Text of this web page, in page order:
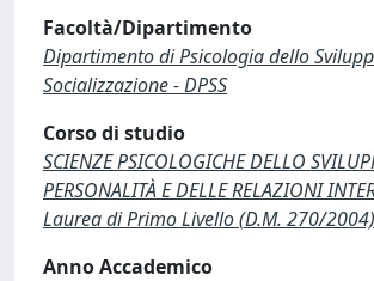
Facoltà/Dipartimento
Dipartimento di Psicologia dello
Socializzazione - DPSS
Corso di studio
SCIENZE PSICOLOGICHE DELLO
PERSONALITÀ E DELLE RELAZIONI
Laurea di Primo Livello (D.M. 270/2004)
Anno Accademico